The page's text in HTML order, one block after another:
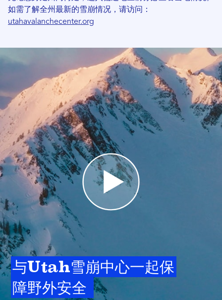
如需了解全州最新的雪崩情况，请访问：
utahavalanchecenter.org
与Utah雪崩中心一起保
障野外安全